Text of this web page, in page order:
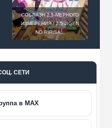
СОБЛАЗН 2,5-МЕРНОГО
ИЗМЕРЕНИЯ / 2.5-JIGEN
NO RIRISA...
СЕТИ
в MAX